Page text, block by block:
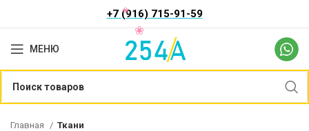
+7 (916) 715-91-59
МЕНЮ
Главная Ткани